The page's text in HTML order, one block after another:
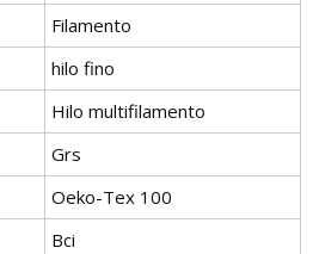
Filamento
hilo fino
Hilo multifilamento
Grs
Oeko-Tex 100
Bci